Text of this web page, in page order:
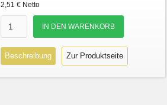
2,51 € Netto
Beschreibung Zur Produktseite